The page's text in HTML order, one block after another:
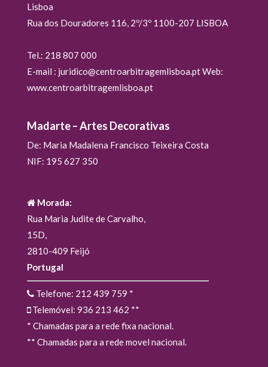
Lisboa
Rua dos Douradores 116, 2º/3º 1100-207 LISBOA
Tel.: 218 807 000
E-mail : juridico@centroarbitragemlisboa.pt Web:
www.centroarbitragemlisboa.pt
Madarte – Artes Decorativas
De: Maria Madalena Francisco Teixeira Costa
NIF: 195 627 350
Morada:
Rua Maria Judite de Carvalho,
15D,
2810-409 Feijó
Portugal
Telefone: 212 439 759 *
Telemóvel: 936 213 462 **
* Chamadas para a rede fixa nacional.
** Chamadas para a rede movel nacional.